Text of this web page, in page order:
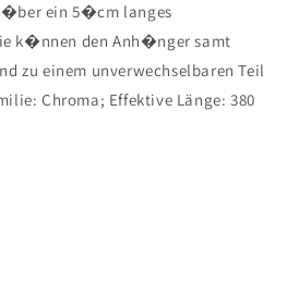
�ber ein 5�cm langes
k�nnen den Anh�nger samt
zu einem unverwechselbaren Teil
Chroma; Effektive Länge: 380